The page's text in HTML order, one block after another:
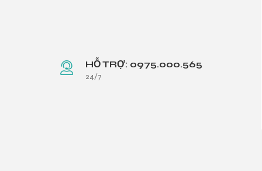
HỖ TRỢ: 0975.000.565
24/7